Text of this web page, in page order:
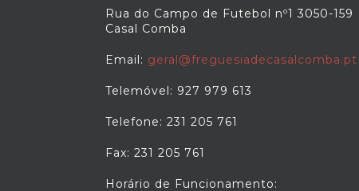
Rua do Campo de Futebol nº1 3050-159
Casal Comba
Email: geral@freguesiadecasalcomba.pt
Telemóvel: 927 979 613
Telefone: 231 205 761
Fax: 231 205 761
Horário de Funcionamento: